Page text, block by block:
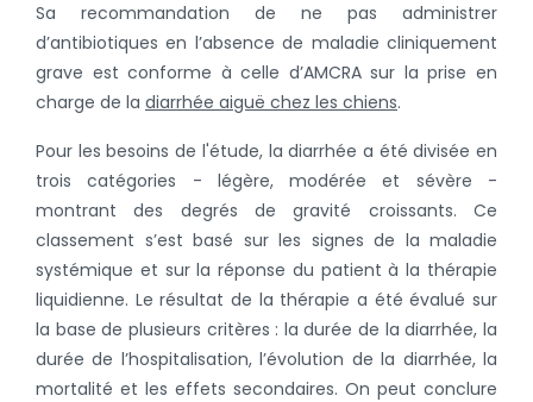
Sa recommandation de ne pas administrer
d’antibiotiques en l’absence de maladie cliniquement
grave est conforme à celle d’AMCRA sur la prise en
charge de la diarrhée aiguë chez les chiens.
Pour les besoins de l'étude, la diarrhée a été divisée en
trois catégories - légère, modérée et sévère -
montrant des degrés de gravité croissants. Ce
classement s’est basé sur les signes de la maladie
systémique et sur la réponse du patient à la thérapie
liquidienne. Le résultat de la thérapie a été évalué sur
la base de plusieurs critères : la durée de la diarrhée, la
durée de l’hospitalisation, l’évolution de la diarrhée, la
mortalité et les effets secondaires. On peut conclure